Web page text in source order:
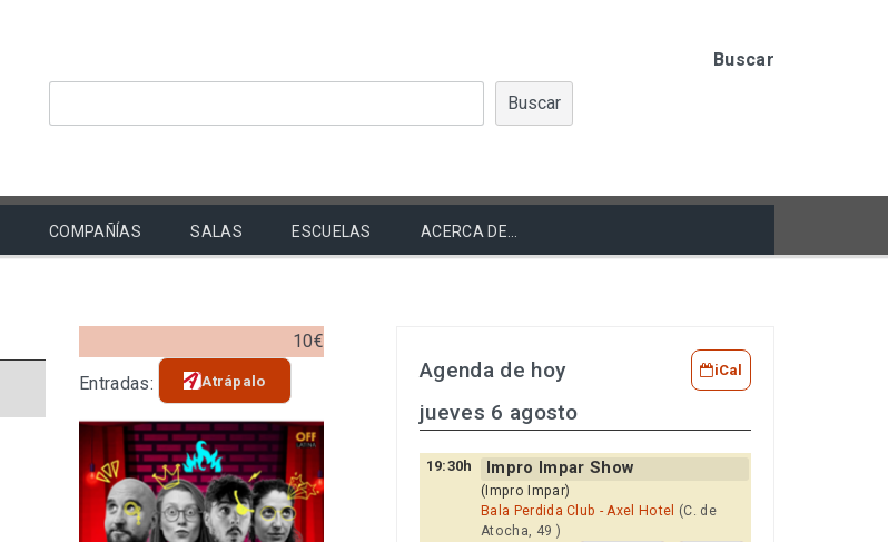
Buscar
Buscar
COMPAÑÍAS SALAS ESCUELAS ACERCA DE…
10€
Entradas:
Atrápalo Agenda de hoy iCal
jueves 6 agosto
19:30h Impro Impar Show
(Impro Impar)
Bala Perdida Club - Axel Hotel (C. de
Atocha, 49 )